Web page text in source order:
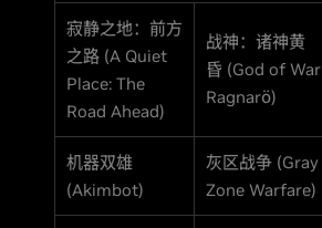
寂静之地：前方
之路 (A Quiet
Place: The
Road Ahead)
战神：诸神黄
昏 (God of War
Ragnarö)
机器双雄
(Akimbot)
灰区战争 (Gray
Zone Warfare)